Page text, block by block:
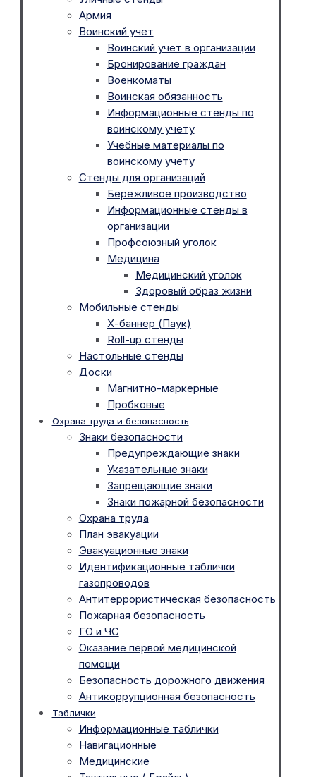
Армия
Воинский учет
Воинский учет в организации
Бронирование граждан
Военкоматы
Воинская обязанность
Информационные стенды по
воинскому учету
Учебные материалы по
воинскому учету
Стенды для организаций
Бережливое производство
Информационные стенды в
организации
Профсоюзный уголок
Медицина
Медицинский уголок
Здоровый образ жизни
Мобильные стенды
Х-баннер (Паук)
Roll-up стенды
Настольные стенды
Доски
Магнитно-маркерные
Пробковые
Охрана труда и безопасность
Знаки безопасности
Предупреждающие знаки
Указательные знаки
Запрещающие знаки
Знаки пожарной безопасности
Охрана труда
План эвакуации
Эвакуационные знаки
Идентификационные таблички
газопроводов
Антитеррористическая безопасность
Пожарная безопасность
ГО и ЧС
Оказание первой медицинской
помощи
Безопасность дорожного движения
Антикоррупционная безопасность
Таблички
Информационные таблички
Навигационные
Медицинские